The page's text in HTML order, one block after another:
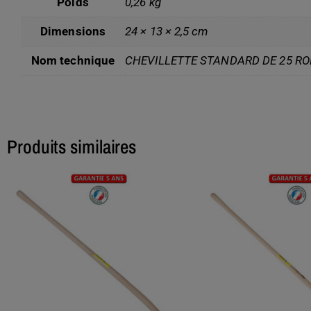
Dimensions 24 × 13 × 2,5 cm
Nom technique CHEVILLETTE STANDARD DE 25
Produits similaires